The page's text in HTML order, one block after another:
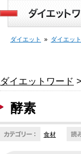
ダイエット » ダイエッ
ダイエットワード >
酵素
食材